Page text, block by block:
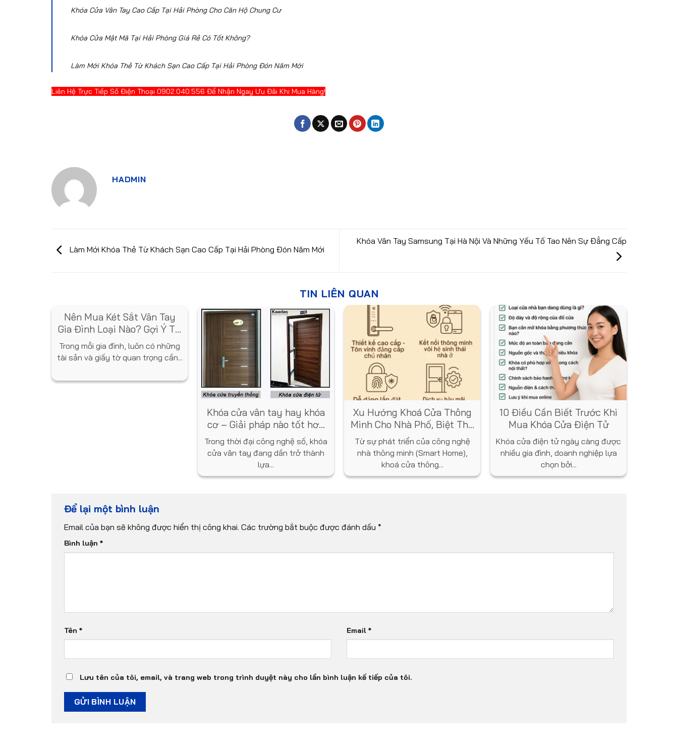
Khóa Cửa Vân Tay Cao Cấp Tại Hải Phòng Cho Căn Hộ Chung Cư
Khóa Cửa Mật Mã Tại Hải Phòng Giá Rẻ Có Tốt Không?
Làm Mới Khóa Thẻ Từ Khách Sạn Cao Cấp Tại Hải Phòng Đón Năm Mới
Liên Hệ Trực Tiếp Số Điện Thoại 0902.040.556 Để Nhận Ngay Ưu Đãi Khi Mua Hàng!
HADMIN
Làm Mới Khóa Thẻ Từ Khách Sạn Cao Cấp Tại Hải Phòng Đón Năm Mới
Khóa Vân Tay Samsung Tại Hà Nội Và Những Yếu Tố Tao Nên Sự Đẳng Cấp
TIN LIÊN QUAN
Nên Mua Két Sắt Vân Tay
Gia Đình Loại Nào? Gợi Ý Từ
Chuyên Gia
Trong mỗi gia đình, luôn có những
tài sản và giấy tờ quan trọng cần...
Khóa cửa vân tay hay khóa
cơ – Giải pháp nào tốt hơn
cho ngôi nhà bạn?
Trong thời đại công nghệ số, khóa
cửa vân tay đang dần trở thành
lựa...
Xu Hướng Khoá Cửa Thông
Minh Cho Nhà Phố, Biệt Thự
Năm 2025
Từ sự phát triển của công nghệ
nhà thông minh (Smart Home),
khoá cửa thông...
10 Điều Cần Biết Trước Khi
Mua Khóa Cửa Điện Tử
Khóa cửa điện tử ngày càng được
nhiều gia đình, doanh nghiệp lựa
chọn bởi...
Để lại một bình luận
Email của bạn sẽ không được hiển thị công khai. Các trường bắt buộc được đánh dấu *
Bình luận *
Tên * Email *
Lưu tên của tôi, email, và trang web trong trình duyệt này cho lần bình luận kế tiếp của tôi.